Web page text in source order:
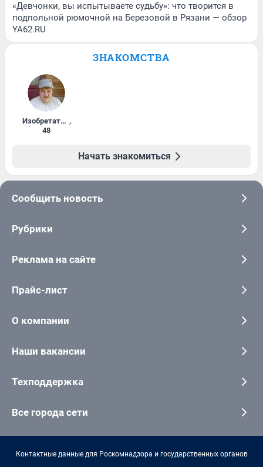
«Девчонки, вы испытываете судьбу»: что творится в
подпольной рюмочной на Березовой в Рязани — обзор
YA62.RU
ЗНАКОМСТВА
Изобретатель ,
48
Начать знакомиться
Сообщить новость
Рубрики
Реклама на сайте
Прайс-лист
О компании
Наши вакансии
Техподдержка
Все города сети
Контактные данные для Роскомнадзора и государственных органов